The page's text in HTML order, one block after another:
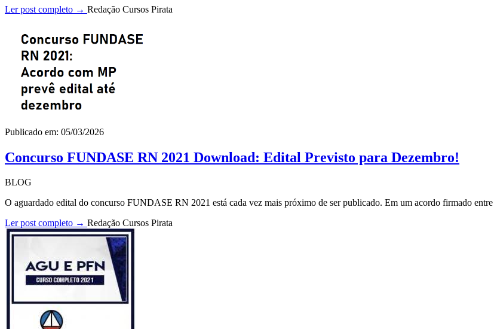
Ler post completo → Redação Cursos Pirata
Publicado em: 05/03/2026
Concurso FUNDASE RN 2021 Download: Edital Previsto para Dezembro!
BLOG
O aguardado edital do concurso FUNDASE RN 2021 está cada vez mais próximo de ser publicado. Em um acordo firmado
Ler post completo → Redação Cursos Pirata